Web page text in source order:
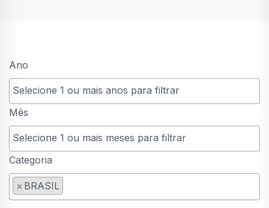
Ano
Mês
Categoria
× BRASIL